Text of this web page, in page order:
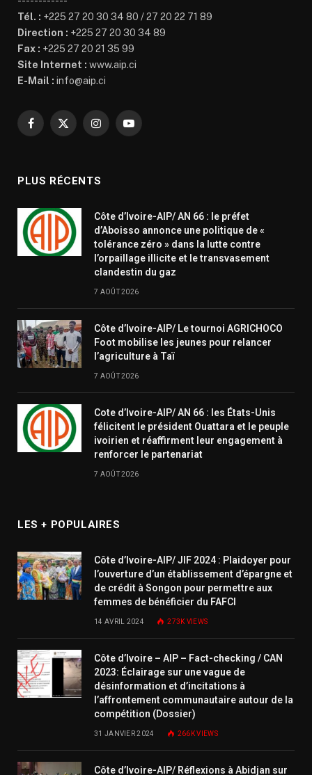
Tél. : +225 27 20 30 34 80 / 27 20 22 71 89
Direction : +225 27 20 30 34 89
Fax : +225 27 20 21 35 99
Site Internet : www.aip.ci
E-Mail : info@aip.ci
Facebook
X
InstagramYouTube
PLUS RÉCENTS
Côte d’Ivoire-AIP/ AN 66 : le préfet
d’Aboisso annonce une politique de «
tolérance zéro » dans la lutte contre
l’orpaillage illicite et le transvasement
clandestin du gaz
7 AOÛT 2026
Côte d’Ivoire-AIP/ Le tournoi AGRICHOCO
Foot mobilise les jeunes pour relancer
l’agriculture à Taï
7 AOÛT 2026
Cote d’Ivoire-AIP/ AN 66 : les États-Unis
félicitent le président Ouattara et le peuple
ivoirien et réaffirment leur engagement à
renforcer le partenariat
7 AOÛT 2026
LES + POPULAIRES
Côte d’Ivoire-AIP/ JIF 2024 : Plaidoyer pour
l’ouverture d’un établissement d’épargne et
de crédit à Songon pour permettre aux
femmes de bénéficier du FAFCI
14 AVRIL 2024 273KVIEWS
Côte d’Ivoire – AIP – Fact-checking / CAN
2023: Éclairage sur une vague de
désinformation et d’incitations à
l’affrontement communautaire autour de la
compétition (Dossier)
31 JANVIER 2024 266KVIEWS
Côte d’Ivoire-AIP/ Réflexions à Abidjan sur